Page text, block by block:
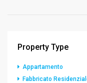
Property Type
Appartamento
Fabbricato